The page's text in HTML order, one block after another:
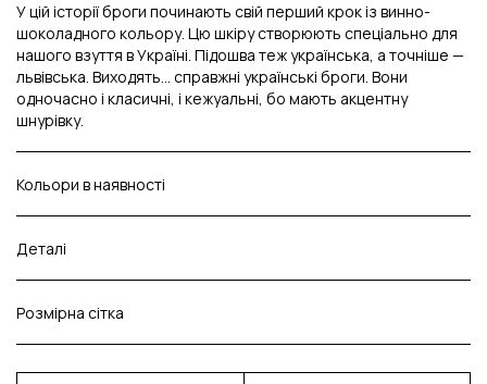
У цій історії броги починають свій перший крок із винно-
шоколадного кольору. Цю шкіру створюють спеціально для
нашого взуття в Україні. Підошва теж українська, а точніше —
львівська. Виходять… справжні українські броги. Вони
одночасно і класичні, і кежуальні, бо мають акцентну
шнурівку.
Кольори в наявності
Деталі
Розмірна сітка